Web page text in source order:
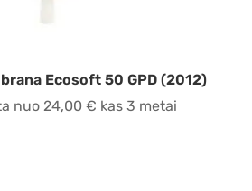
Ecosoft 50 GPD (2012)
nuo 24,00€ kas 3 metai